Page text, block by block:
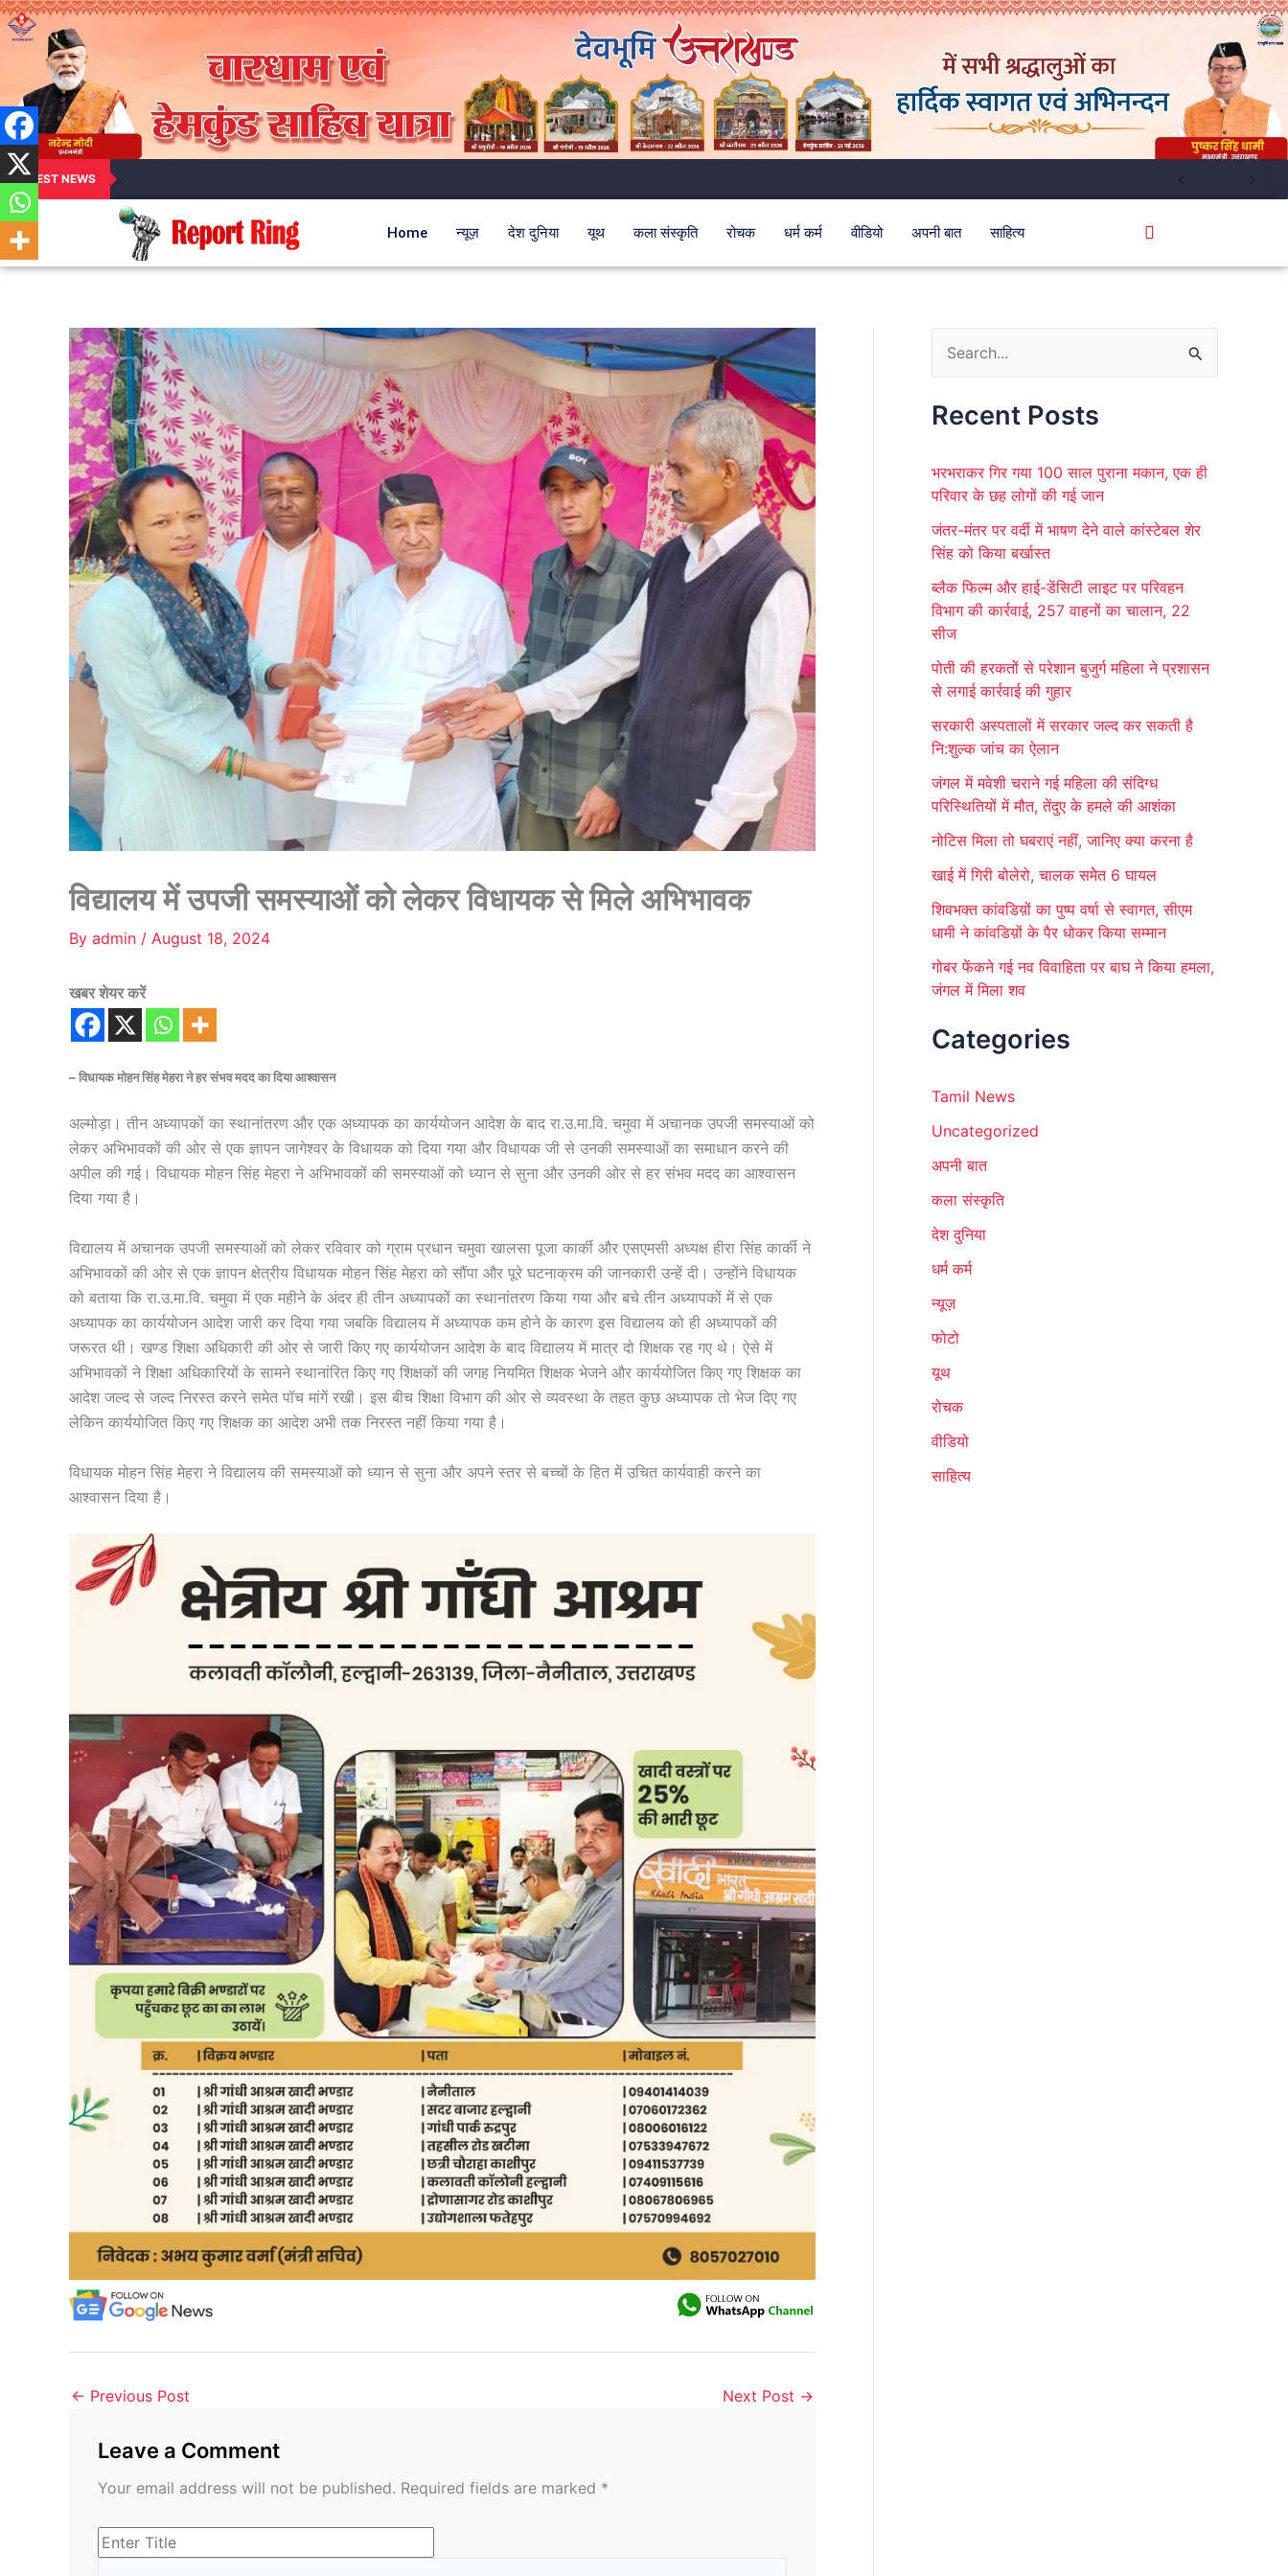
LATEST NEWS
Home न्यूज़ देश दुनिया यूथ कला संस्कृति रोचक धर्म कर्म वीडियो अपनी बात साहित्य
विद्यालय में उपजी समस्याओं को लेकर विधायक से मिले अभिभावक
By admin / August 18, 2024
खबर शेयर करें
– विधायक मोहन सिंह मेहरा ने हर संभव मदद का दिया आश्वासन
अल्मोड़ा। तीन अध्यापकों का स्थानांतरण और एक अध्यापक का कार्ययोजन आदेश के बाद रा.उ.मा.वि. चमुवा में अचानक उपजी समस्याओं को
लेकर अभिभावकों की ओर से एक ज्ञापन जागेश्वर के विधायक को दिया गया और विधायक जी से उनकी समस्याओं का समाधान करने की
अपील की गई। विधायक मोहन सिंह मेहरा ने अभिभावकों की समस्याओं को ध्यान से सुना और उनकी ओर से हर संभव मदद का आश्वासन
दिया गया है।
विद्यालय में अचानक उपजी समस्याओं को लेकर रविवार को ग्राम प्रधान चमुवा खालसा पूजा कार्की और एसएमसी अध्यक्ष हीरा सिंह कार्की ने
अभिभावकों की ओर से एक ज्ञापन क्षेत्रीय विधायक मोहन सिंह मेहरा को सौंपा और पूरे घटनाक्रम की जानकारी उन्हें दी। उन्होंने विधायक
को बताया कि रा.उ.मा.वि. चमुवा में एक महीने के अंदर ही तीन अध्यापकों का स्थानांतरण किया गया और बचे तीन अध्यापकों में से एक
अध्यापक का कार्ययोजन आदेश जारी कर दिया गया जबकि विद्यालय में अध्यापक कम होने के कारण इस विद्यालय को ही अध्यापकों की
जरूरत थी। खण्ड शिक्षा अधिकारी की ओर से जारी किए गए कार्ययोजन आदेश के बाद विद्यालय में मात्र दो शिक्षक रह गए थे। ऐसे में
अभिभावकों ने शिक्षा अधिकारियों के सामने स्थानांरित किए गए शिक्षकों की जगह नियमित शिक्षक भेजने और कार्ययोजित किए गए शिक्षक का
आदेश जल्द से जल्द निरस्त करने समेत पॉच मांगें रखी। इस बीच शिक्षा विभाग की ओर से व्यवस्था के तहत कुछ अध्यापक तो भेज दिए गए
लेकिन कार्ययोजित किए गए शिक्षक का आदेश अभी तक निरस्त नहीं किया गया है।
विधायक मोहन सिंह मेहरा ने विद्यालय की समस्याओं को ध्यान से सुना और अपने स्तर से बच्चों के हित में उचित कार्यवाही करने का
आश्वासन दिया है।
← Previous Post Next Post →
Leave a Comment
Your email address will not be published. Required fields are marked *
a
c
f
r
:
Recent Posts
भरभराकर गिर गया 100 साल पुराना मकान, एक ही
परिवार के छह लोगों की गई जान
जंतर-मंतर पर वर्दी में भाषण देने वाले कांस्टेबल शेर
सिंह को किया बर्खास्त
ब्लैक फिल्म और हाई-डेंसिटी लाइट पर परिवहन
विभाग की कार्रवाई, 257 वाहनों का चालान, 22
सीज
पोती की हरकतों से परेशान बुजुर्ग महिला ने प्रशासन
से लगाई कार्रवाई की गुहार
सरकारी अस्पतालों में सरकार जल्द कर सकती है
नि:शुल्क जांच का ऐलान
जंगल में मवेशी चराने गई महिला की संदिग्ध
परिस्थितियों में मौत, तेंदुए के हमले की आशंका
नोटिस मिला तो घबराएं नहीं, जानिए क्या करना है
खाई में गिरी बोलेरो, चालक समेेत 6 घायल
शिवभक्त कांवडिय़ों का पुष्प वर्षा से स्वागत, सीएम
धामी ने कांवडिय़ों के पैर धोकर किया सम्मान
गोबर फेंकने गई नव विवाहिता पर बाघ ने किया हमला,
जंगल में मिला शव
Categories
Tamil News
Uncategorized
अपनी बात
कला संस्कृति
देश दुनिया
धर्म कर्म
न्यूज़
फोटो
यूथ
रोचक
वीडियो
साहित्य